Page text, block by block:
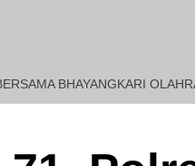
BHAYANGKARI